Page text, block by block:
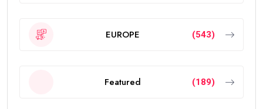
EUROPE (543)
Featured (189)